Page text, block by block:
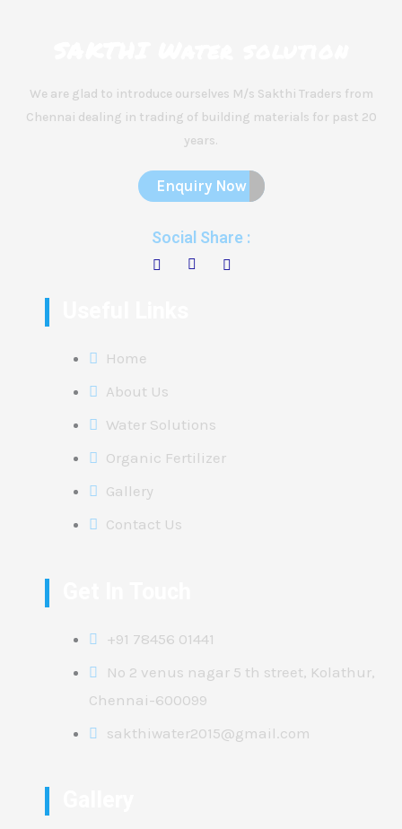
We are glad to introduce ourselves M/s Sakthi Traders from
Chennai dealing in trading of building materials for past 20
years.
Enquiry Now
Social Share :
Home
About Us
Water Solutions
Organic Fertilizer
Gallery
Contact Us
+91 78456 01441
No 2 venus nagar 5 th street, Kolathur,
Chennai-600099
sakthiwater2015@gmail.com